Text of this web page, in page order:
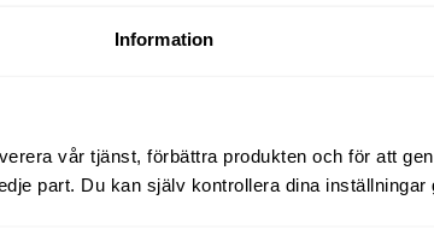
Information
vår tjänst, förbättra produkten och för att
part. Du kan själv kontrollera dina
lista över TV-program och deras sändningstider.